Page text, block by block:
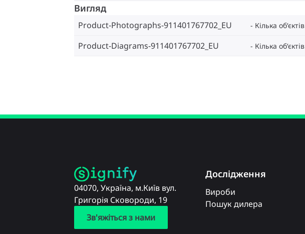
Вигляд
Product-Photographs-911401767702_EU Кілька об‘єктів
Product-Diagrams-911401767702_EU
Кілька об‘єктів
04070, Україна, м.Київ вул.
Григорія Сковороди, 19
Зв'яжіться з нами
Дослідження
Вироби
Пошук дилера